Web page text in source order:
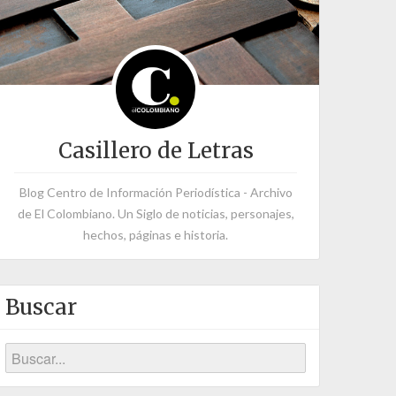
Casillero de Letras
Blog Centro de Información Periodística - Archivo
de El Colombiano. Un Siglo de noticias, personajes,
hechos, páginas e historia.
Buscar